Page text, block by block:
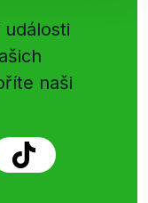
naši